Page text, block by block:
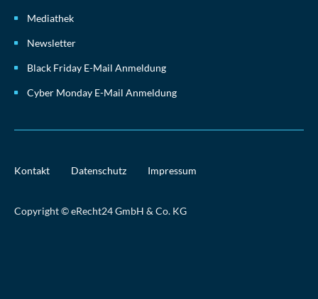
Mediathek
Newsletter
Black Friday E-Mail Anmeldung
Cyber Monday E-Mail Anmeldung
Kontakt Datenschutz Impressum
Copyright © eRecht24 GmbH & Co. KG